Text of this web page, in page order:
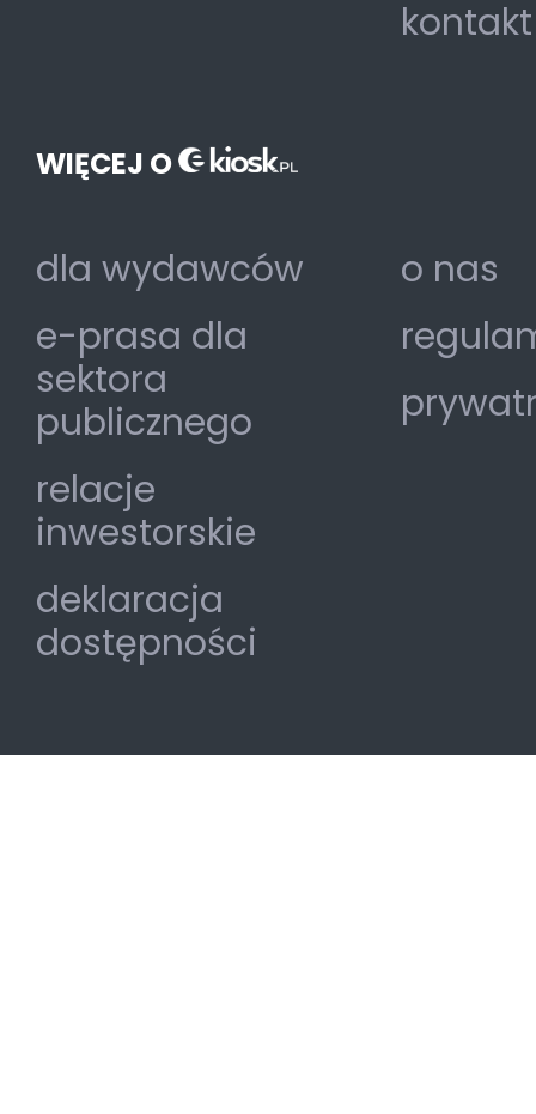
kontakt
WIĘCEJ O
dla wydawców
e-prasa dla
sektora
publicznego
relacje
inwestorskie
deklaracja
dostępności
o nas